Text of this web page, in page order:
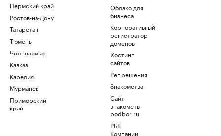
Пермский край
Ростов-на-Дону
Татарстан
Тюмень
Черноземье
Кавказ
Карелия
Мурманск
Приморский
край
Облако для
бизнеса
Корпоративный
регистратор
доменов
Хостинг
сайтов
Рег.решения
Знакомства
Сайт
знакомств
podbor.ru
РБК
Компании